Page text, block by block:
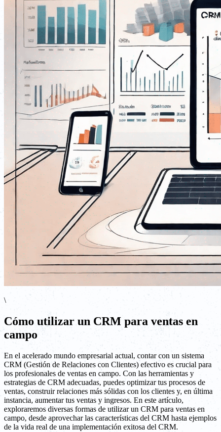
\
Cómo utilizar un CRM para ventas en
campo
En el acelerado mundo empresarial actual, contar con un sistema
CRM (Gestión de Relaciones con Clientes) efectivo es crucial para
los profesionales de ventas en campo. Con las herramientas y
estrategias de CRM adecuadas, puedes optimizar tus procesos de
ventas, construir relaciones más sólidas con los clientes y, en última
instancia, aumentar tus ventas y ingresos. En este artículo,
exploraremos diversas formas de utilizar un CRM para ventas en
campo, desde aprovechar las características del CRM hasta ejemplos
de la vida real de una implementación exitosa del CRM.